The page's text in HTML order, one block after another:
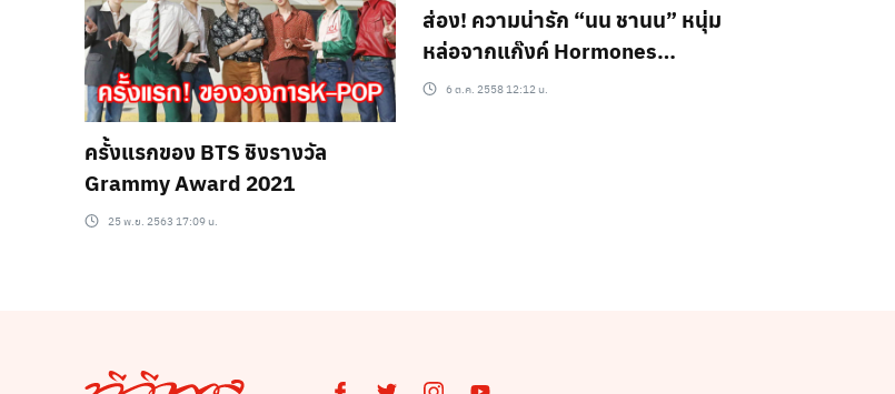
ครั้งแรกของ BTS ชิงรางวัล
Grammy Award 2021
25 พ.ย. 2563 17:09 น.
ส่อง! ความน่ารัก “นน ชานน” หนุ่ม
หล่อจากแก๊งค์ Hormones
Cr.nonkul, HormonesTheSeries
6 ต.ค. 2558 12:12 น.